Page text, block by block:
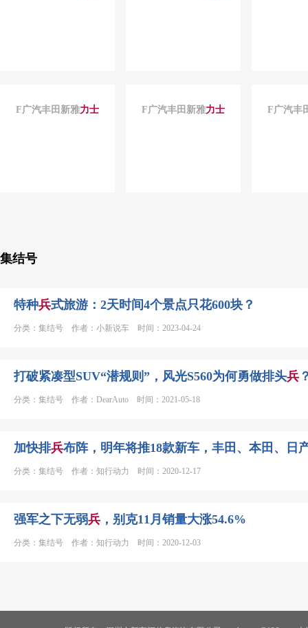
F广汽丰田新雅力士 F广汽丰田新雅力士 F广汽丰
集结号
特种兵式旅游：2天时间4个景点只花600块？
分类：集结号 作者：小新说车 时间：2023-04-24
打破紧凑型SUV“潜规则”，风光S560为何勇做排头兵
分类：集结号 作者：DearAuto 时间：2021-05-18
加快排兵布阵，明年将推18款新车，丰田、本田、日
分类：集结号 作者：知行动力 时间：2020-12-17
强军之下无弱兵 ，别克11月销量大涨54.6%
分类：集结号 作者：知行动力 时间：2020-12-03